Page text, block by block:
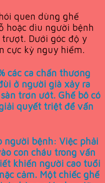
quen dùng ghế
hoặc dìu người bệnh
Dưới góc độ y
cực kỳ nguy hiểm.
các ca chấn thương
ở người già xảy ra
trơn ướt. Ghế bô có
quyết triệt để vấn
người bệnh: Việc phải
con cháu trong vấn
khiến người cao tuổi
cảm. Một chiếc ghế